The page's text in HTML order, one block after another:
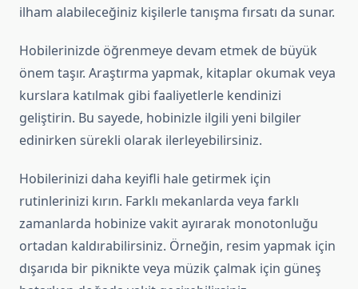
ilham alabileceğiniz kişilerle tanışma fırsatı da sunar.
Hobilerinizde öğrenmeye devam etmek de büyük
önem taşır. Araştırma yapmak, kitaplar okumak veya
kurslara katılmak gibi faaliyetlerle kendinizi
geliştirin. Bu sayede, hobinizle ilgili yeni bilgiler
edinirken sürekli olarak ilerleyebilirsiniz.
Hobilerinizi daha keyifli hale getirmek için
rutinlerinizi kırın. Farklı mekanlarda veya farklı
zamanlarda hobinize vakit ayırarak monotonluğu
ortadan kaldırabilirsiniz. Örneğin, resim yapmak için
dışarıda bir piknikte veya müzik çalmak için güneş